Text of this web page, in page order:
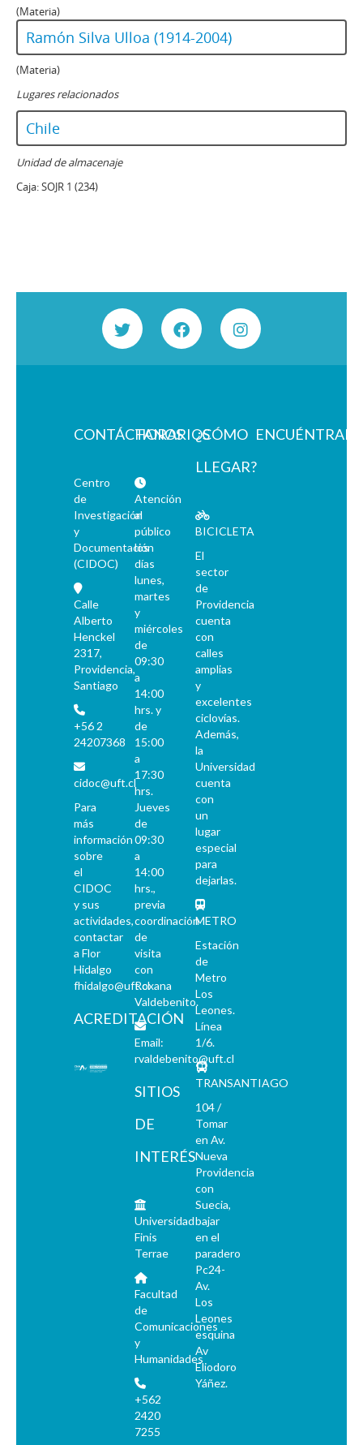
(Materia)
Ramón Silva Ulloa (1914-2004)
(Materia)
Lugares relacionados
Chile
Unidad de almacenaje
Caja:SOJR 1 (234)
CONTÁCTANOS
Centro
de
Investigación
y
Documentación
(CIDOC)
Calle
Alberto
Henckel
2317,
Providencia,
Santiago
+56 2
24207368
cidoc@uft.cl
Para
más
información
sobre
el
CIDOC
y sus
actividades,
contactar
a Flor
Hidalgo
fhidalgo@uft.cl
ACREDITACIÓN
HORARIOS
Atención
al
público
los
días
lunes,
martes
y
miércoles
de
09:30
a
14:00
hrs. y
de
15:00
a
17:30
hrs.
Jueves
de
09:30
a
14:00
hrs.,
previa
coordinación
de
visita
con
Roxana
Valdebenito.
Email:
rvaldebenito@uft.cl
SITIOS
DE
INTERÉS
Universidad
Finis
Terrae
Facultad
de
Comunicaciones
y
Humanidades
+562
2420
7255
¿CÓMO
LLEGAR?
BICICLETA
El
sector
de
Providencia
cuenta
con
calles
amplias
y
excelentes
ciclovías.
Además,
la
Universidad
cuenta
con
un
lugar
especial
para
dejarlas.
METRO
Estación
de
Metro
Los
Leones.
Línea
1/6.
TRANSANTIAGO
104 /
Tomar
en Av.
Nueva
Providencia
con
Suecia,
bajar
en el
paradero
Pc24-
Av.
Los
Leones
esquina
Av
Eliodoro
Yáñez.